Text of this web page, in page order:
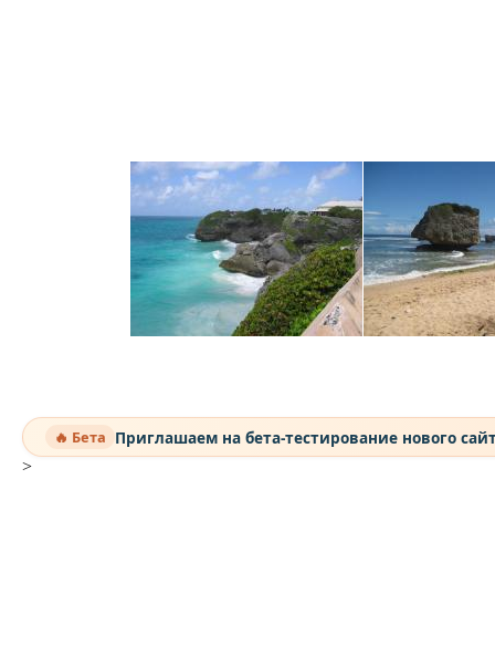
🔥 Бета Приглашаем на бета-тестирование нового
>